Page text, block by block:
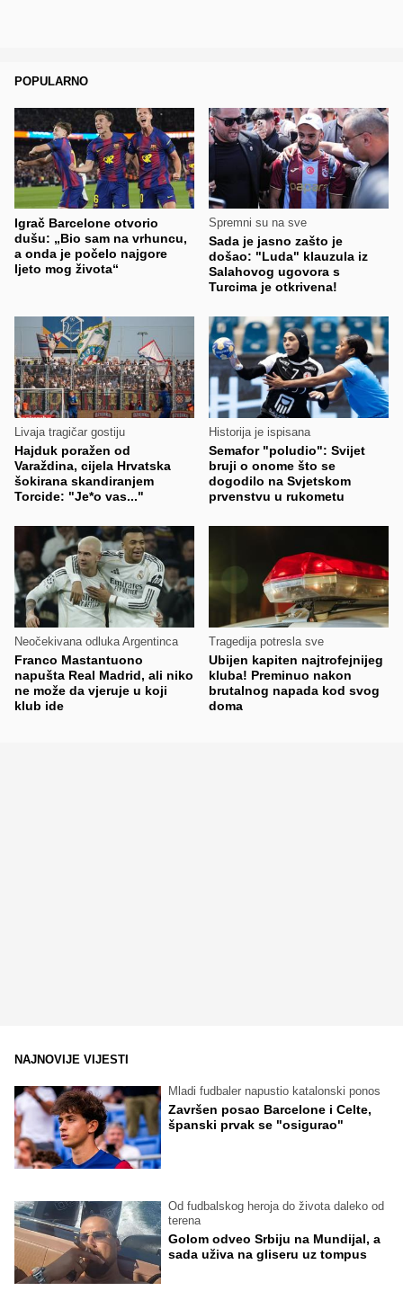
POPULARNO
Igrač Barcelone otvorio
dušu: „Bio sam na vrhuncu,
a onda je počelo najgore
ljeto mog života“
Spremni su na sve
Sada je jasno zašto je
došao: "Luda" klauzula iz
Salahovog ugovora s
Turcima je otkrivena!
Livaja tragičar gostiju
Hajduk poražen od
Varaždina, cijela Hrvatska
šokirana skandiranjem
Torcide: "Je*o vas..."
Historija je ispisana
Semafor "poludio": Svijet
bruji o onome što se
dogodilo na Svjetskom
prvenstvu u rukometu
Neočekivana odluka Argentinca
Franco Mastantuono
napušta Real Madrid, ali niko
ne može da vjeruje u koji
klub ide
Tragedija potresla sve
Ubijen kapiten najtrofejnijeg
kluba! Preminuo nakon
brutalnog napada kod svog
doma
NAJNOVIJE VIJESTI
Mladi fudbaler napustio katalonski ponos
Završen posao Barcelone i Celte,
španski prvak se "osigurao"
Od fudbalskog heroja do života daleko od
terena
Golom odveo Srbiju na Mundijal, a
sada uživa na gliseru uz tompus